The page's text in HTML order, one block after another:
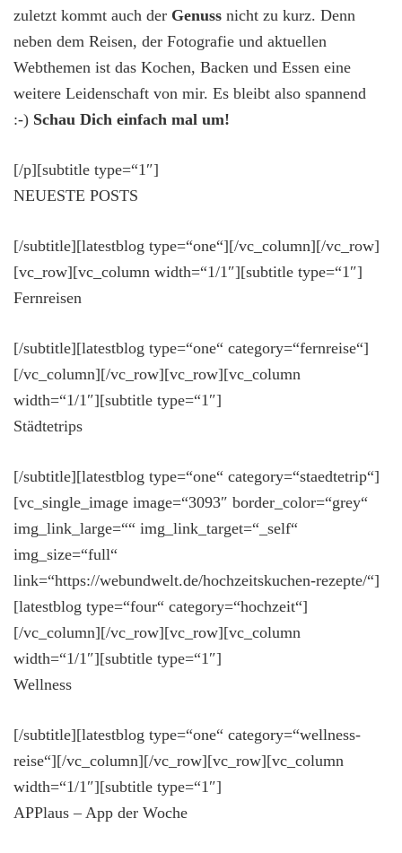
zuletzt kommt auch der Genuss nicht zu kurz. Denn
neben dem Reisen, der Fotografie und aktuellen
Webthemen ist das Kochen, Backen und Essen eine
weitere Leidenschaft von mir. Es bleibt also spannend
:-) Schau Dich einfach mal um!
[/p][subtitle type=“1″]
NEUESTE POSTS
[/subtitle][latestblog type=“one“][/vc_column][/vc_row]
[vc_row][vc_column width=“1/1″][subtitle type=“1″]
Fernreisen
[/subtitle][latestblog type=“one“ category=“fernreise“]
[/vc_column][/vc_row][vc_row][vc_column
width=“1/1″][subtitle type=“1″]
Städtetrips
[/subtitle][latestblog type=“one“ category=“staedtetrip“]
[vc_single_image image=“3093″ border_color=“grey“
img_link_large=““ img_link_target=“_self“
img_size=“full“
link=“https://webundwelt.de/hochzeitskuchen-rezepte/“]
[latestblog type=“four“ category=“hochzeit“]
[/vc_column][/vc_row][vc_row][vc_column
width=“1/1″][subtitle type=“1″]
Wellness
[/subtitle][latestblog type=“one“ category=“wellness-
reise“][/vc_column][/vc_row][vc_row][vc_column
width=“1/1″][subtitle type=“1″]
APPlaus – App der Woche